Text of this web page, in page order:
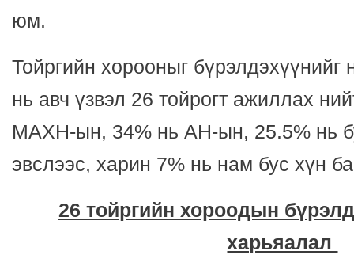
юм.
Тойргийн хорооныг
нь авч үзвэл 26 тойрогт ажиллах
МАХН-ын, 34% нь АН-ын, 25.5% нь
эвслээс, харин 7% нь нам бус хүн
26 тойргийн хороодын
харьяалал